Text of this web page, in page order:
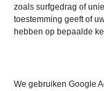
zoals surfgedrag of
toestemming geeft of
hebben op bepaalde
We gebruiken Google
Via